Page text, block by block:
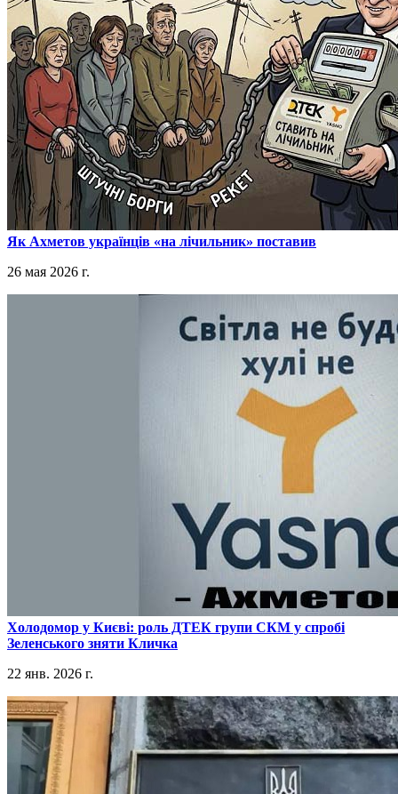
​Як Ахметов українців «на лічильник» поставив
26 мая 2026 г.
​Холодомор у Києві: роль ДТЕК групи СКМ у спробі
Зеленського зняти Кличка
22 янв. 2026 г.